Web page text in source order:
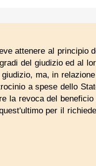
attenere al principio
del giudizio ed al
ma, in
a spese dello
la revoca del
per il